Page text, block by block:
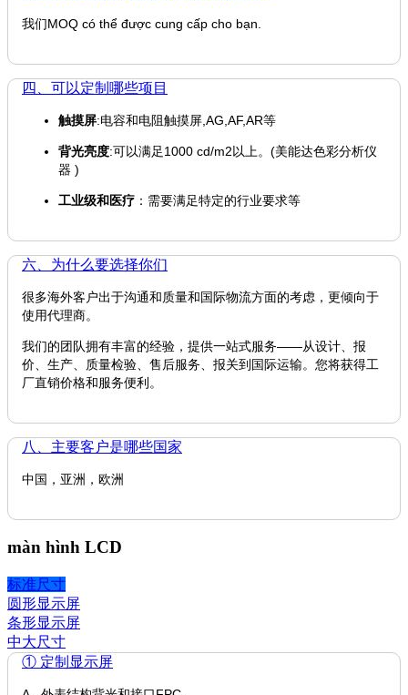
我们MOQ có thể được cung cấp cho bạn.
四、可以定制哪些项目
触摸屏:电容和电阻触摸屏,AG,AF,AR等
背光亮度:可以满足1000 cd/m2以上。(美能达色彩分析仪
器 )
工业级和医疗 ：需要满足特定的行业要求等
六、为什么要选择你们
很多海外客户出于沟通和质量和国际物流方面的考虑，更倾向于
使用代理商。
我们的团队拥有丰富的经验，提供一站式服务——从设计、报
价、生产、质量检验、售后服务、报关到国际运输。您将获得工
厂直销价格和服务便利。
八、主要客户是哪些国家
中国，亚洲，欧洲
màn hình LCD
标准尺寸
圆形显示屏
条形显示屏
中大尺寸
① 定制显示屏